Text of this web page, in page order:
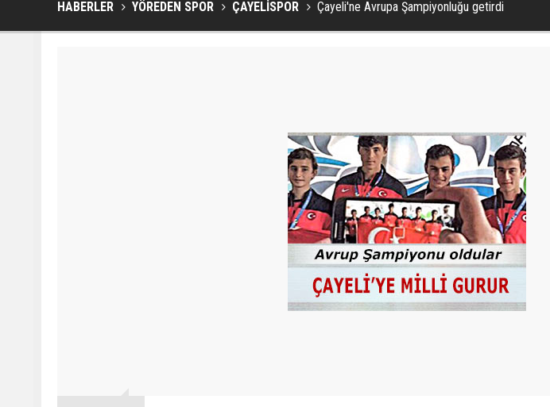
HABERLER YÖREDEN SPOR ÇAYELİSPOR Çayeli'ne Avrupa Şampiyonluğu getirdi